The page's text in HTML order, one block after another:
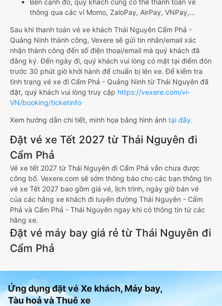
thông qua các ví Momo, ZaloPay, AirPay, VNPay,…
Sau khi thanh toán vé xe khách Thái Nguyên Cẩm Phả -
Quảng Ninh thành công, Vexere sẽ gửi tin nhắn/email xác
nhận thành công đến số điện thoại/email mà quý khách đã
đăng ký. Đến ngày đi, quý khách vui lòng có mặt tại điểm đón
trước 30 phút giờ khởi hành để chuẩn bị lên xe. Để kiểm tra
tình trạng vé xe đi Cẩm Phả - Quảng Ninh từ Thái Nguyên đã
đặt, quý khách vui lòng truy cập https://vexere.com/vi-
VN/booking/ticketinfo
Xem hướng dẫn chi tiết, minh họa bằng hình ảnh tại đây.
Đặt vé xe Tết 2027 từ Thái Nguyên đi
Cẩm Phả
Vé xe tết 2027 từ Thái Nguyên đi Cẩm Phả vẫn chưa được
công bố. Vexere.com sẽ sớm thông báo cho các bạn thông tin
vé xe Tết 2027 bao gồm giá vé, lịch trình, ngày giờ bán vé
của các hãng xe khách đi tuyến đường Thái Nguyên - Cẩm
Phả và Cẩm Phả - Thái Nguyên ngay khi có thông tin từ các
hãng xe.
Đặt vé máy bay giá rẻ từ Thái Nguyên đi
Cẩm Phả
Ứng dụng đặt vé Xe khách, Máy bay,
Tàu hoả và Thuê xe